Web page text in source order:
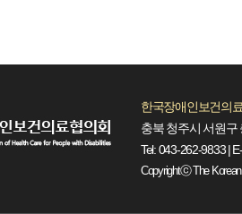
한국장애인보건의
충북 청주시 서원구
Tel: 043-262-9833 |
Copyrightⓒ The Korean